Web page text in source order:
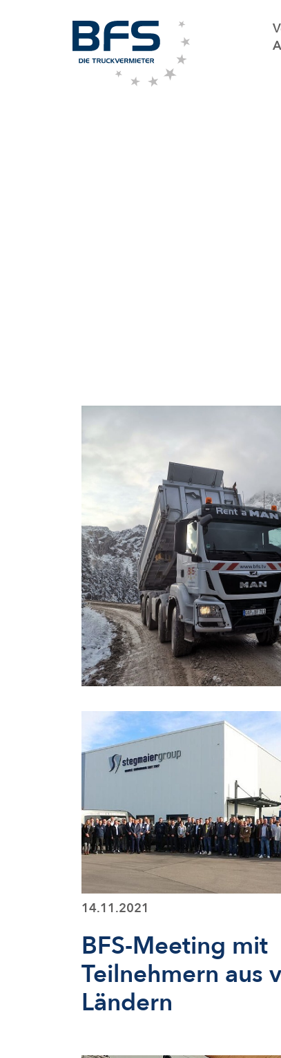
14.11.2021
BFS-Meeting mit
Teilnehmern aus
Ländern